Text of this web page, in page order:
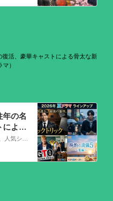
活、豪華キャストによる骨太な新
）
年の名
による
年72026年7月期の「夏ドラマ」は、人気シリーズの続編から、往年の名作の復活、豪華キャストによる骨太な新作まで、かなり熱いラインアップが出そろっています！